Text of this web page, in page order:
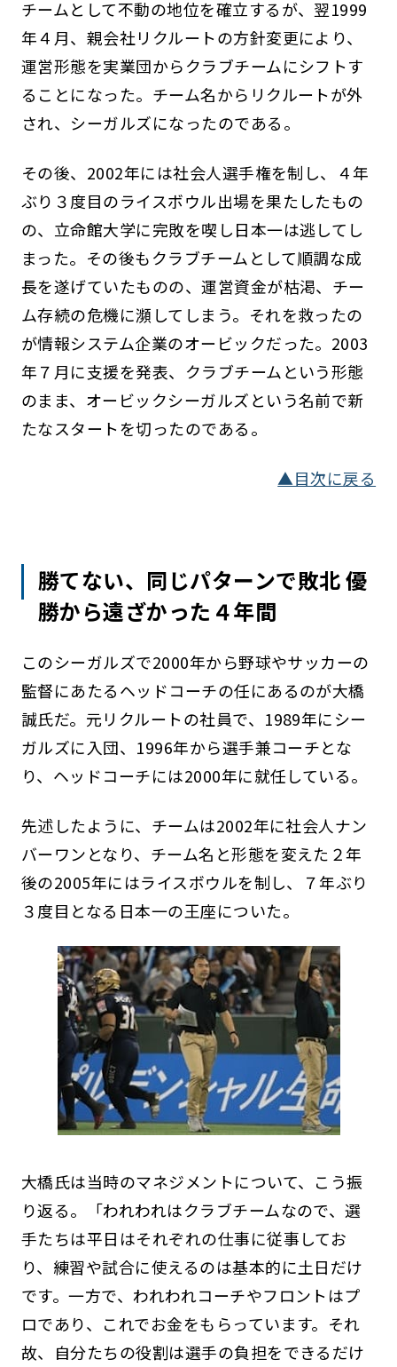
チームとして不動の地位を確立するが、翌1999
年４月、親会社リクルートの方針変更により、
運営形態を実業団からクラブチームにシフトす
ることになった。チーム名からリクルートが外
され、シーガルズになったのである。
その後、2002年には社会人選手権を制し、４年
ぶり３度目のライスボウル出場を果たしたもの
の、立命館大学に完敗を喫し日本一は逃してし
まった。その後もクラブチームとして順調な成
長を遂げていたものの、運営資金が枯渇、チー
ム存続の危機に瀕してしまう。それを救ったの
が情報システム企業のオービックだった。2003
年７月に支援を発表、クラブチームという形態
のまま、オービックシーガルズという名前で新
たなスタートを切ったのである。
▲目次に戻る
勝てない、同じパターンで敗北 優
勝から遠ざかった４年間
このシーガルズで2000年から野球やサッカーの
監督にあたるヘッドコーチの任にあるのが大橋
誠氏だ。元リクルートの社員で、1989年にシー
ガルズに入団、1996年から選手兼コーチとな
り、ヘッドコーチには2000年に就任している。
先述したように、チームは2002年に社会人ナン
バーワンとなり、チーム名と形態を変えた２年
後の2005年にはライスボウルを制し、７年ぶり
３度目となる日本一の王座についた。
大橋氏は当時のマネジメントについて、こう振
り返る。「われわれはクラブチームなので、選
手たちは平日はそれぞれの仕事に従事してお
り、練習や試合に使えるのは基本的に土日だけ
です。一方で、われわれコーチやフロントはプ
ロであり、これでお金をもらっています。それ
故、自分たちの役割は選手の負担をできるだけ